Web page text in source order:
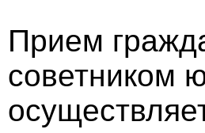
Прием
советником